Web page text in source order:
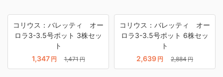
コリウス：バレッティ オー
ロラ3-3.5号ポット 3株セッ
ト
1,347 円 1,471円
コリウス：バレッティ オー
ロラ3-3.5号ポット 6株セッ
ト
2,639 円 2,884円